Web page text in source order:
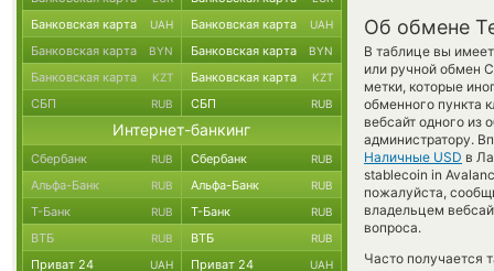
Об обмене
В таблице вы
или ручной обмен
метки, которые
обменного пункта
вебсайт одного из
администратору.
Наличные USD в
stablecoin in
пожалуйста,
владельцем
вопроса.
Часто получается
Банковская карта UAH Банковская карта UAH
Банковская карта BYN Банковская карта BYN
Банковская карта KZT Банковская карта KZT
СБП RUB СБП RUB
Интернет-банкинг
Сбербанк RUB Сбербанк RUB
Альфа-Банк RUB Альфа-Банк RUB
Т-Банк RUB Т-Банк RUB
ВТБ RUB ВТБ RUB
Приват 24 UAH Приват 24 UAH